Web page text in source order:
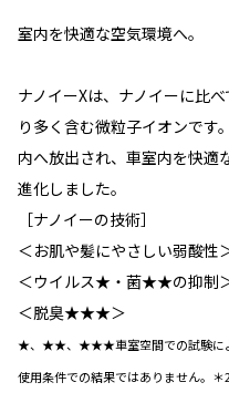
室内を快適な空気環境へ。
ナノイーXは、ナノイーに比
り多く含む微粒子イオンです
内へ放出され、車室内を快適
進化しました。
［ナノイーの技術］
＜お肌や髪にやさしい弱酸性
＜ウイルス★・菌★★の抑制
＜脱臭★★★＞
★、★★、★★★車室空間での試験によ
使用条件での結果ではありません。＊